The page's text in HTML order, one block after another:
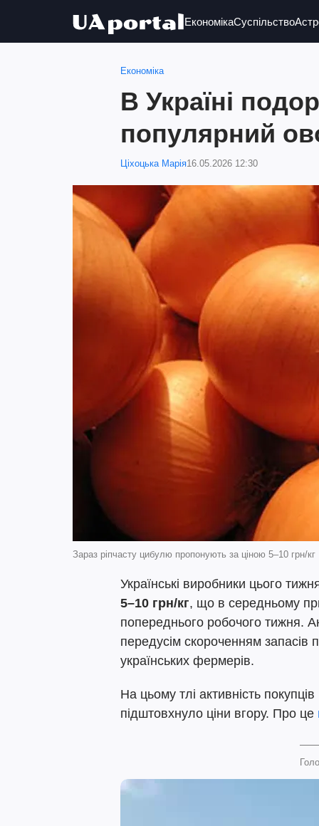
ЕкономікаСуспільство
Економіка
В Україні
популярний
Ціхоцька Марія16.05.2026 12:30
Зараз ріпчасту цибулю пропонують за ціною 5–10 грн/кг
Українські виробники цього
5–10 грн/кг, що в середньому
попереднього робочого тижня.
передусім скороченням
українських фермерів.
На цьому тлі активність
підштовхнуло ціни вгору. Про це